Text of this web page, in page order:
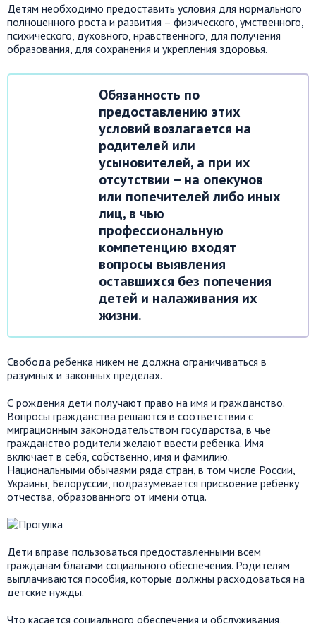
Детям необходимо предоставить условия для нормального
полноценного роста и развития – физического, умственного,
психического, духовного, нравственного, для получения
образования, для сохранения и укрепления здоровья.
Обязанность по
предоставлению этих
условий возлагается на
родителей или
усыновителей, а при их
отсутствии – на опекунов
или попечителей либо иных
лиц, в чью
профессиональную
компетенцию входят
вопросы выявления
оставшихся без попечения
детей и налаживания их
жизни.
Свобода ребенка никем не должна ограничиваться в
разумных и законных пределах.
С рождения дети получают право на имя и гражданство.
Вопросы гражданства решаются в соответствии с
миграционным законодательством государства, в чье
гражданство родители желают ввести ребенка. Имя
включает в себя, собственно, имя и фамилию.
Национальными обычаями ряда стран, в том числе России,
Украины, Белоруссии, подразумевается присвоение ребенку
отчества, образованного от имени отца.
Дети вправе пользоваться предоставленными всем
гражданам благами социального обеспечения. Родителям
выплачиваются пособия, которые должны расходоваться на
детские нужды.
Что касается социального обеспечения и обслуживания,